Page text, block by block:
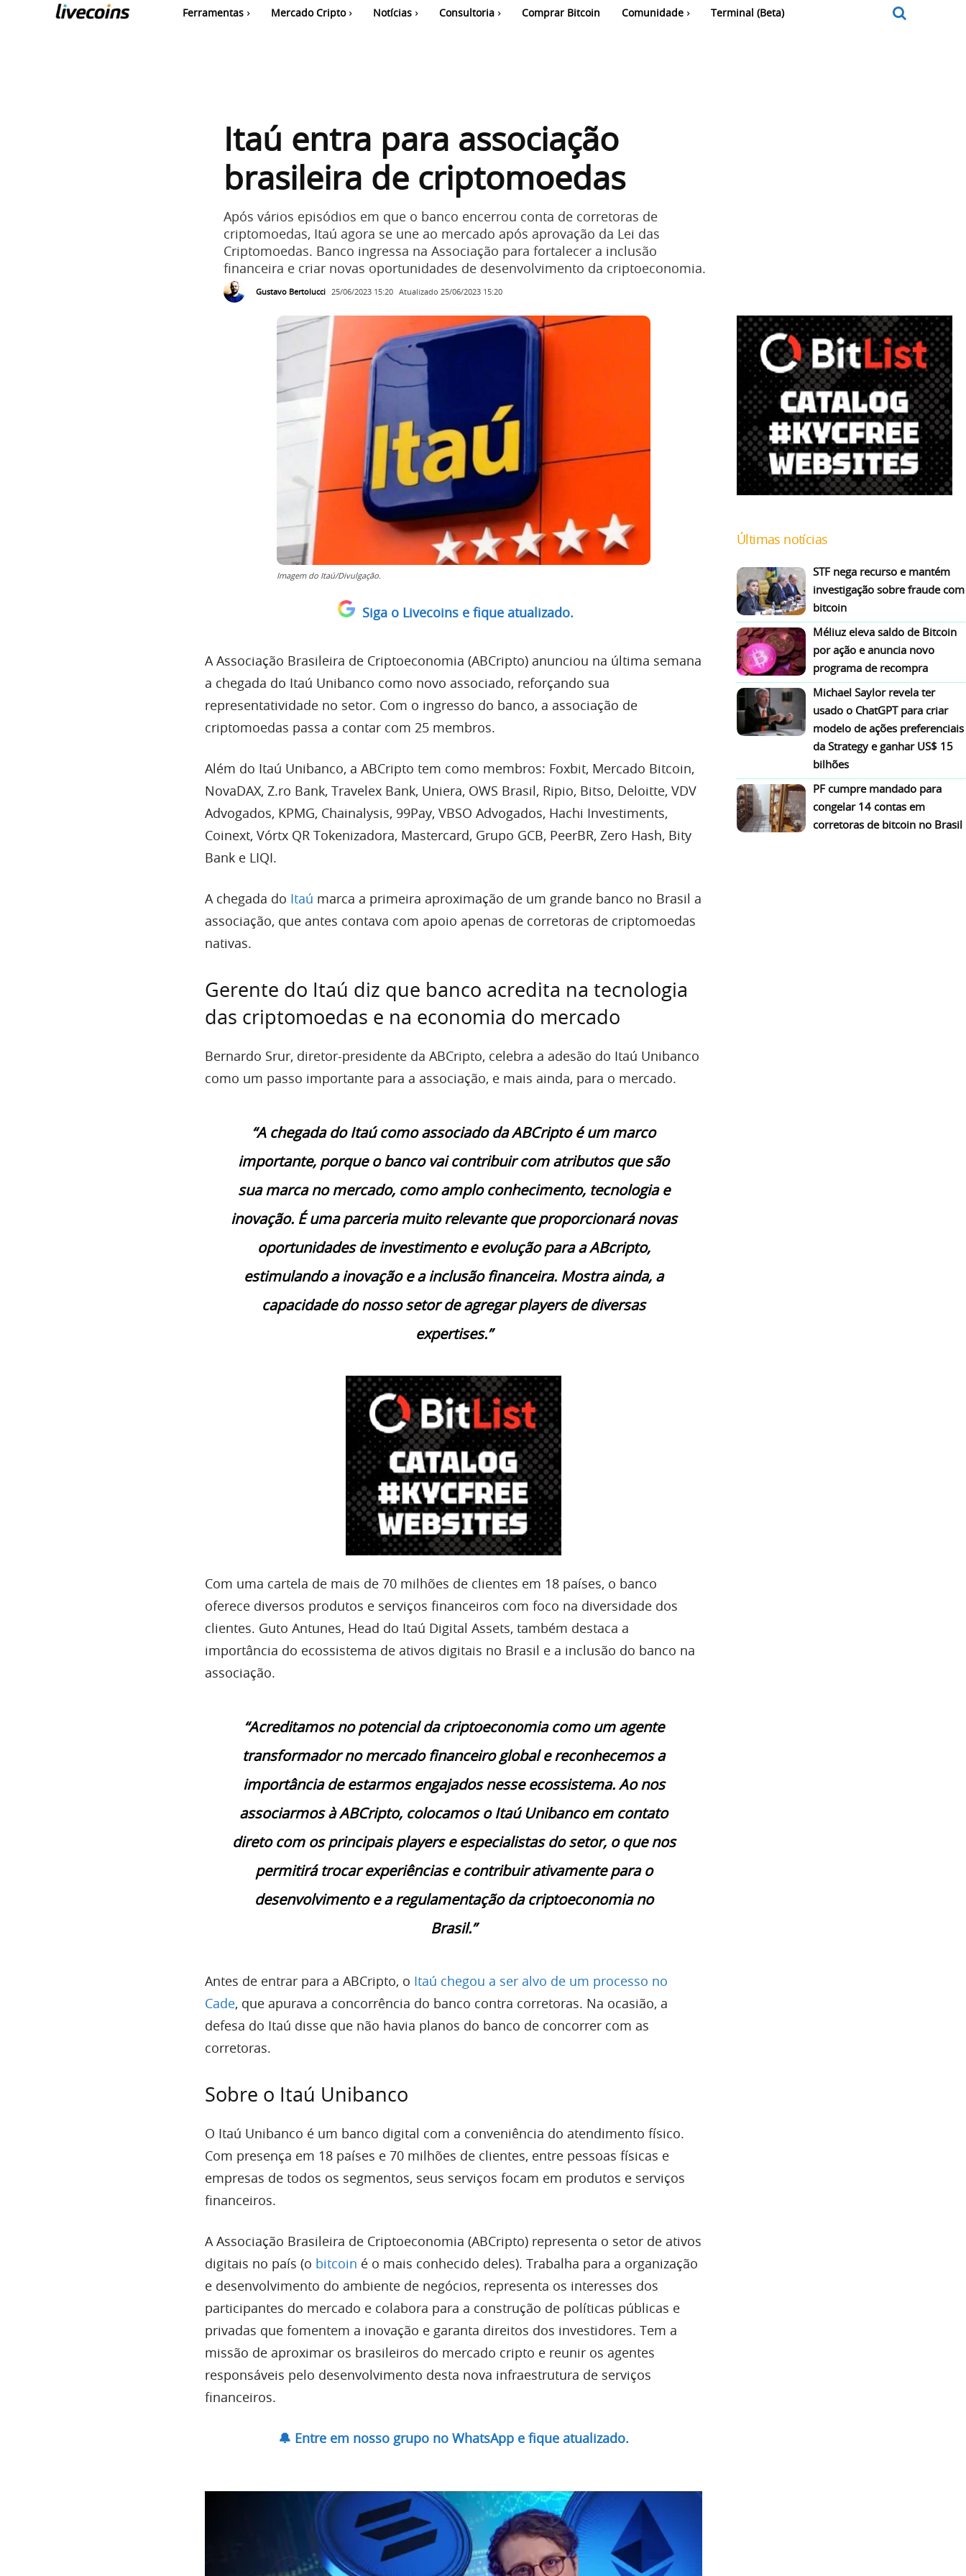
Ferramentas Mercado Cripto Notícias Consultoria Comprar Bitcoin Comunidade Terminal (Beta)
Itaú entra para associação
brasileira de criptomoedas
Após vários episódios em que o banco encerrou conta de corretoras de
criptomoedas, Itaú agora se une ao mercado após aprovação da Lei das
Criptomoedas. Banco ingressa na Associação para fortalecer a inclusão
financeira e criar novas oportunidades de desenvolvimento da criptoeconomia.
Gustavo Bertolucci 25/06/2023 15:20 Atualizado 25/06/2023 15:20
Imagem do Itaú/Divulgação.
Siga o Livecoins e fique atualizado.
A Associação Brasileira de Criptoeconomia (ABCripto) anunciou na última semana
a chegada do Itaú Unibanco como novo associado, reforçando sua
representatividade no setor. Com o ingresso do banco, a associação de
criptomoedas passa a contar com 25 membros.
Além do Itaú Unibanco, a ABCripto tem como membros: Foxbit, Mercado Bitcoin,
NovaDAX, Z.ro Bank, Travelex Bank, Uniera, OWS Brasil, Ripio, Bitso, Deloitte, VDV
Advogados, KPMG, Chainalysis, 99Pay, VBSO Advogados, Hachi Investiments,
Coinext, Vórtx QR Tokenizadora, Mastercard, Grupo GCB, PeerBR, Zero Hash, Bity
Bank e LIQI.
A chegada do Itaú marca a primeira aproximação de um grande banco no Brasil a
associação, que antes contava com apoio apenas de corretoras de criptomoedas
nativas.
Gerente do Itaú diz que banco acredita na tecnologia
das criptomoedas e na economia do mercado
Bernardo Srur, diretor-presidente da ABCripto, celebra a adesão do Itaú Unibanco
como um passo importante para a associação, e mais ainda, para o mercado.
“A chegada do Itaú como associado da ABCripto é um marco
importante, porque o banco vai contribuir com atributos que são
sua marca no mercado, como amplo conhecimento, tecnologia e
inovação. É uma parceria muito relevante que proporcionará novas
oportunidades de investimento e evolução para a ABcripto,
estimulando a inovação e a inclusão financeira. Mostra ainda, a
capacidade do nosso setor de agregar players de diversas
expertises.”
Com uma cartela de mais de 70 milhões de clientes em 18 países, o banco
oferece diversos produtos e serviços financeiros com foco na diversidade dos
clientes. Guto Antunes, Head do Itaú Digital Assets, também destaca a
importância do ecossistema de ativos digitais no Brasil e a inclusão do banco na
associação.
“Acreditamos no potencial da criptoeconomia como um agente
transformador no mercado financeiro global e reconhecemos a
importância de estarmos engajados nesse ecossistema. Ao nos
associarmos à ABCripto, colocamos o Itaú Unibanco em contato
direto com os principais players e especialistas do setor, o que nos
permitirá trocar experiências e contribuir ativamente para o
desenvolvimento e a regulamentação da criptoeconomia no
Brasil.”
Antes de entrar para a ABCripto, o Itaú chegou a ser alvo de um processo no
Cade, que apurava a concorrência do banco contra corretoras. Na ocasião, a
defesa do Itaú disse que não havia planos do banco de concorrer com as
corretoras.
Sobre o Itaú Unibanco
O Itaú Unibanco é um banco digital com a conveniência do atendimento físico.
Com presença em 18 países e 70 milhões de clientes, entre pessoas físicas e
empresas de todos os segmentos, seus serviços focam em produtos e serviços
financeiros.
A Associação Brasileira de Criptoeconomia (ABCripto) representa o setor de ativos
digitais no país (o bitcoin é o mais conhecido deles). Trabalha para a organização
e desenvolvimento do ambiente de negócios, representa os interesses dos
participantes do mercado e colabora para a construção de políticas públicas e
privadas que fomentem a inovação e garanta direitos dos investidores. Tem a
missão de aproximar os brasileiros do mercado cripto e reunir os agentes
responsáveis pelo desenvolvimento desta nova infraestrutura de serviços
financeiros.
🔔 Entre em nosso grupo no WhatsApp e fique atualizado.
Últimas notícias
STF nega recurso e mantém
investigação sobre fraude com
bitcoin
Méliuz eleva saldo de Bitcoin
por ação e anuncia novo
programa de recompra
Michael Saylor revela ter
usado o ChatGPT para criar
modelo de ações preferenciais
da Strategy e ganhar US$ 15
bilhões
PF cumpre mandado para
congelar 14 contas em
corretoras de bitcoin no Brasil